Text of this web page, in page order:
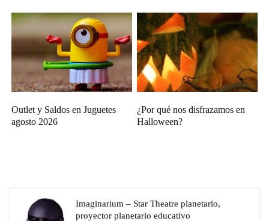
Outlet y Saldos en Juguetes
agosto 2026
¿Por qué nos disfrazamos en
Halloween?
Imaginarium – Star Theatre planetario,
proyector planetario educativo